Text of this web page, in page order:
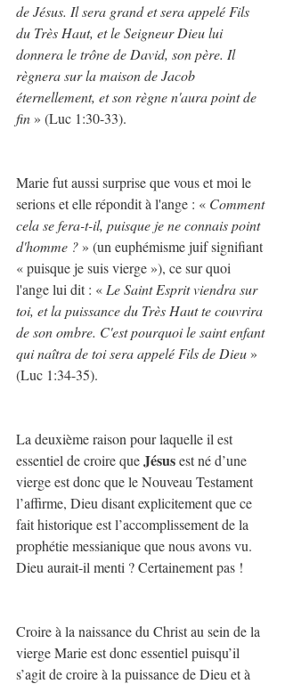
de Jésus. Il sera grand et sera appelé Fils
du Très Haut, et le Seigneur Dieu lui
donnera le trône de David, son père. Il
règnera sur la maison de Jacob
éternellement, et son règne n'aura point de
fin » (Luc 1:30-33).
Marie fut aussi surprise que vous et moi le
serions et elle répondit à l'ange : « Comment
cela se fera-t-il, puisque je ne connais point
d'homme ? » (un euphémisme juif signifiant
« puisque je suis vierge »), ce sur quoi
l'ange lui dit : « Le Saint Esprit viendra sur
toi, et la puissance du Très Haut te couvrira
de son ombre. C'est pourquoi le saint enfant
qui naîtra de toi sera appelé Fils de Dieu »
(Luc 1:34-35).
La deuxième raison pour laquelle il est
essentiel de croire que Jésus est né d’une
vierge est donc que le Nouveau Testament
l’affirme, Dieu disant explicitement que ce
fait historique est l’accomplissement de la
prophétie messianique que nous avons vu.
Dieu aurait-il menti ? Certainement pas !
Croire à la naissance du Christ au sein de la
vierge Marie est donc essentiel puisqu’il
s’agit de croire à la puissance de Dieu et à